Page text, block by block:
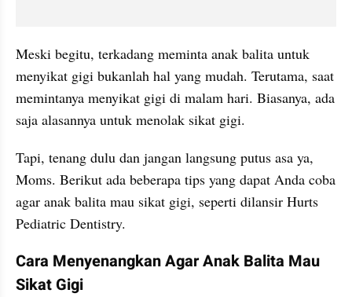
Meski begitu, terkadang meminta anak balita untuk
menyikat gigi bukanlah hal yang mudah. Terutama, saat
memintanya menyikat gigi di malam hari. Biasanya, ada
saja alasannya untuk menolak sikat gigi.
Tapi, tenang dulu dan jangan langsung putus asa ya,
Moms. Berikut ada beberapa tips yang dapat Anda coba
agar anak balita mau sikat gigi, seperti dilansir Hurts
Pediatric Dentistry.
Cara Menyenangkan Agar Anak Balita Mau
Sikat Gigi